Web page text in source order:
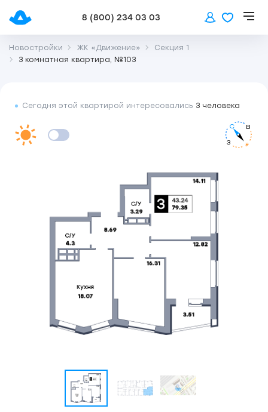
8 (800) 234 03 03
Новостройки ЖК «Движение»
Секция 1
3 комнатная квартира, №103
Сегодня этой квартирой интересовались 3 человека
С В
З